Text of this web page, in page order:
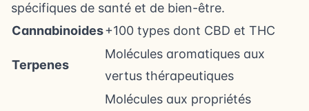
spécifiques de santé et de bien-être.
Cannabinoides+100 types dont CBD et THC
Terpenes
Molécules aromatiques aux
vertus thérapeutiques
Molécules aux propriétés